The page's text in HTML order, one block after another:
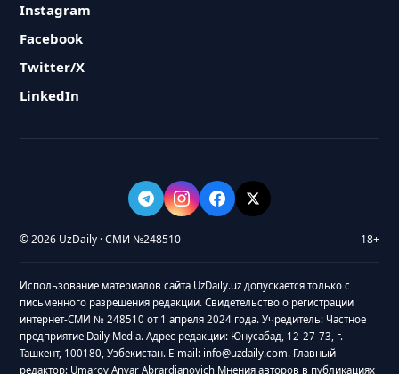
Instagram
Facebook
Twitter/X
LinkedIn
© 2026 UzDaily · СМИ №248510 18+
Использование материалов сайта UzDaily.uz допускается только с
письменного разрешения редакции. Свидетельство о регистрации
интернет-СМИ № 248510 от 1 апреля 2024 года. Учредитель: Частное
предприятие Daily Media. Адрес редакции: Юнусабад, 12-27-73, г.
Ташкент, 100180, Узбекистан. E-mail: info@uzdaily.com. Главный
редактор: Umarov Anvar Abrardjanovich Мнения авторов в публикациях